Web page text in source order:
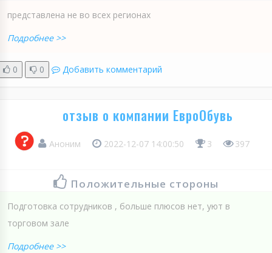
представлена не во всех регионах
Подробнее >>
0 0 Добавить комментарий
отзыв о компании ЕвроОбувь
Аноним 2022-12-07 14:00:50 3 397
Положительные стороны
Подготовка сотрудников , больше плюсов нет, уют в
торговом зале
Подробнее >>